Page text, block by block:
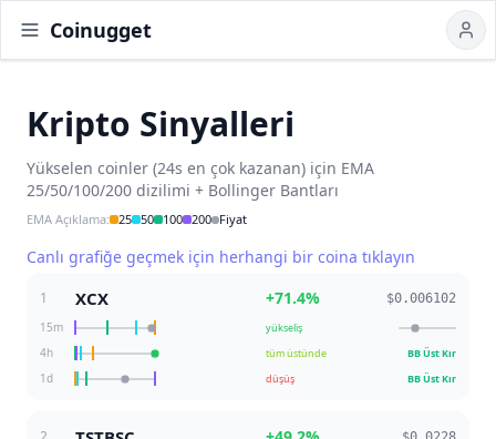
Coinugget
Kripto Sinyalleri
Yükselen coinler (24s en çok kazanan) için EMA
25/50/100/200 dizilimi + Bollinger Bantları
EMA Açıklama: 25 50 100 200 Fiyat
Canlı grafiğe geçmek için herhangi bir coina tıklayın
1 XCX +71.4%
$0.006102
15m
yükseliş
4h tüm üstünde BB Üst Kır
1d düşüş BB Üst Kır